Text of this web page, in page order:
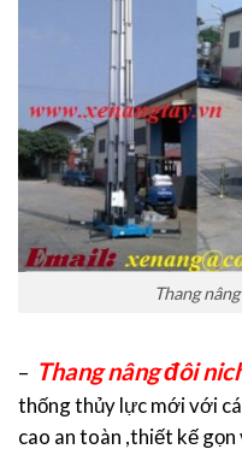
Thang
– Thang nâng đôi
thống thủy lực mới với
cao an toàn ,thiết kế gọn